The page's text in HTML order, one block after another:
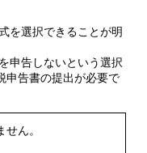
を選択できることが明
申告しないという選択
申告書の提出が必要で
ん。